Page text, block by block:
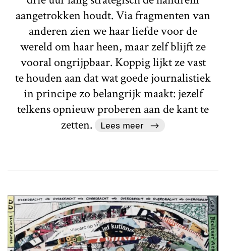
aangetrokken houdt. Via fragmenten van
anderen zien we haar liefde voor de
wereld om haar heen, maar zelf blijft ze
vooral ongrijpbaar. Koppig lijkt ze vast
te houden aan dat wat goede journalistiek
in principe zo belangrijk maakt: jezelf
telkens opnieuw proberen aan de kant te
zetten.
Lees meer